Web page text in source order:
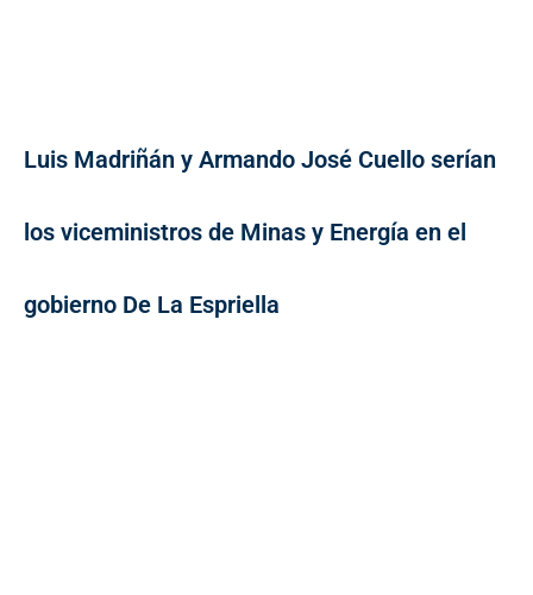
Luis Madriñán y Armando José Cuello serían
los viceministros de Minas y Energía en el
gobierno De La Espriella